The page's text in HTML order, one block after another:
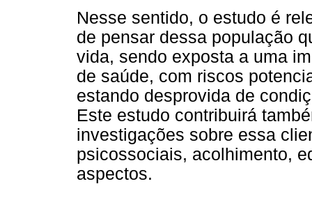
Nesse sentido, o estudo é
de pensar dessa população
vida, sendo exposta a uma
de saúde, com riscos
estando desprovida de
Este estudo contribuirá
investigações sobre essa
psicossociais, acolhimento,
aspectos.